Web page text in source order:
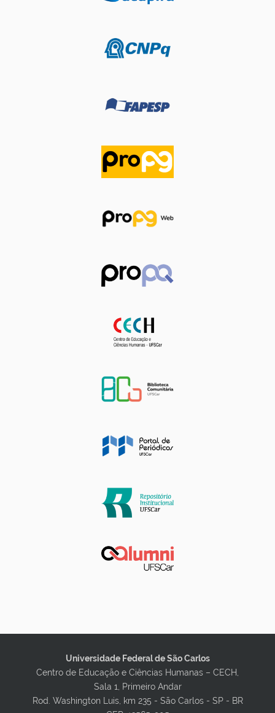
Universidade Federal de São Carlos
Centro de Educação e Ciências Humanas – CECH,
Sala 1, Primeiro Andar
Rod. Washington Luis, km 235 - São Carlos - SP - BR